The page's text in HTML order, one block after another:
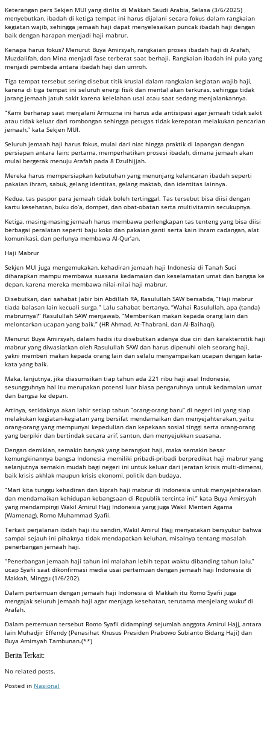
Keterangan pers Sekjen MUI yang dirilis di Makkah Saudi Arabia, Selasa (3/6/2025)
menyebutkan, ibadah di ketiga tempat ini harus dijalani secara fokus dalam rangkaian
kegiatan wajib, sehingga jemaah haji dapat menyelesaikan puncak ibadah haji dengan
baik dengan harapan menjadi haji mabrur.
Kenapa harus fokus? Menurut Buya Amirsyah, rangkaian proses ibadah haji di Arafah,
Muzdalifah, dan Mina menjadi fase terberat saat berhaji. Rangkaian ibadah ini pula yang
menjadi pembeda antara ibadah haji dan umroh.
Tiga tempat tersebut sering disebut titik krusial dalam rangkaian kegiatan wajib haji,
karena di tiga tempat ini seluruh energi fisik dan mental akan terkuras, sehingga tidak
jarang jemaah jatuh sakit karena kelelahan usai atau saat sedang menjalankannya.
“Kami berharap saat menjalani Armuzna ini harus ada antisipasi agar jemaah tidak sakit
atau tidak keluar dari rombongan sehingga petugas tidak kerepotan melakukan pencarian
jemaah,” kata Sekjen MUI.
Seluruh jemaah haji harus fokus, mulai dari niat hingga praktik di lapangan dengan
persiapan antara lain; pertama, memperhatikan prosesi ibadah, dimana jemaah akan
mulai bergerak menuju Arafah pada 8 Dzulhijjah.
Mereka harus mempersiapkan kebutuhan yang menunjang kelancaran ibadah seperti
pakaian ihram, sabuk, gelang identitas, gelang maktab, dan identitas lainnya.
Kedua, tas paspor para jemaah tidak boleh tertinggal. Tas tersebut bisa diisi dengan
kartu kesehatan, buku do’a, dompet, dan obat-obatan serta multivitamin secukupnya.
Ketiga, masing-masing jemaah harus membawa perlengkapan tas tenteng yang bisa diisi
berbagai peralatan seperti baju koko dan pakaian ganti serta kain ihram cadangan, alat
komunikasi, dan perlunya membawa Al-Qur’an.
Haji Mabrur
Sekjen MUI juga mengemukakan, kehadiran jemaah haji Indonesia di Tanah Suci
diharapkan mampu membawa suasana kedamaian dan keselamatan umat dan bangsa ke
depan, karena mereka membawa nilai-nilai haji mabrur.
Disebutkan, dari sahabat Jabir bin Abdillah RA, Rasulullah SAW bersabda, “Haji mabrur
tiada balasan lain kecuali surga.” Lalu sahabat bertanya, “Wahai Rasulullah, apa (tanda)
mabrurnya?” Rasulullah SAW menjawab, “Memberikan makan kepada orang lain dan
melontarkan ucapan yang baik.” (HR Ahmad, At-Thabrani, dan Al-Baihaqi).
Menurut Buya Amirsyah, dalam hadis itu disebutkan adanya dua ciri dan karakteristik haji
mabrur yang diwasiatkan oleh Rasulullah SAW dan harus dipenuhi oleh seorang haji,
yakni memberi makan kepada orang lain dan selalu menyampaikan ucapan dengan kata-
kata yang baik.
Maka, lanjutnya, jika diasumsikan tiap tahun ada 221 ribu haji asal Indonesia,
sesungguhnya hal itu merupakan potensi luar biasa pengaruhnya untuk kedamaian umat
dan bangsa ke depan.
Artinya, setidaknya akan lahir setiap tahun “orang-orang baru” di negeri ini yang siap
melakukan kegiatan-kegiatan yang bersifat mendamaikan dan menyejahterakan, yaitu
orang-orang yang mempunyai kepedulian dan kepekaan sosial tinggi serta orang-orang
yang berpikir dan bertindak secara arif, santun, dan menyejukkan suasana.
Dengan demikian, semakin banyak yang berangkat haji, maka semakin besar
kemungkinannya bangsa Indonesia memiliki pribadi-pribadi berpredikat haji mabrur yang
selanjutnya semakin mudah bagi negeri ini untuk keluar dari jeratan krisis multi-dimensi,
baik krisis akhlak maupun krisis ekonomi, politik dan budaya.
“Mari kita tunggu kehadiran dan kiprah haji mabrur di Indonesia untuk menyejahterakan
dan mendamaikan kehidupan kebangsaan di Republik tercinta ini,” kata Buya Amirsyah
yang mendampingi Wakil Amirul Hajj Indonesia yang juga Wakil Menteri Agama
(Wamenag), Romo Muhammad Syafii.
Terkait perjalanan ibdah haji itu sendiri, Wakil Amirul Hajj menyatakan bersyukur bahwa
sampai sejauh ini pihaknya tidak mendapatkan keluhan, misalnya tentang masalah
penerbangan jemaah haji.
“Penerbangan jemaah haji tahun ini malahan lebih tepat waktu dibanding tahun lalu,”
ucap Syafii saat dikonfirmasi media usai pertemuan dengan jemaah haji Indonesia di
Makkah, Minggu (1/6/202).
Dalam pertemuan dengan jemaah haji Indonesia di Makkah itu Romo Syafii juga
mengajak seluruh jemaah haji agar menjaga kesehatan, terutama menjelang wukuf di
Arafah.
Dalam pertemuan tersebut Romo Syafii didampingi sejumlah anggota Amirul Hajj, antara
lain Muhadjir Effendy (Penasihat Khusus Presiden Prabowo Subianto Bidang Haji) dan
Buya Amirsyah Tambunan.(**)
Berita Terkait:
No related posts.
Posted in Nasional